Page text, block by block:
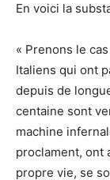
En voici la
« Prenons le
Italiens qui ont
depuis de
centaine sont
machine
proclament, ont
propre vie, se